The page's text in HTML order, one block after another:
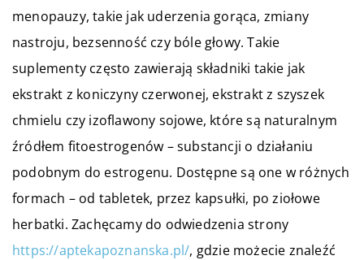
menopauzy, takie jak uderzenia gorąca, zmiany
nastroju, bezsenność czy bóle głowy. Takie
suplementy często zawierają składniki takie jak
ekstrakt z koniczyny czerwonej, ekstrakt z szyszek
chmielu czy izoflawony sojowe, które są naturalnym
źródłem fitoestrogenów – substancji o działaniu
podobnym do estrogenu. Dostępne są one w różnych
formach – od tabletek, przez kapsułki, po ziołowe
herbatki. Zachęcamy do odwiedzenia strony
https://aptekapoznanska.pl/, gdzie możecie znaleźć